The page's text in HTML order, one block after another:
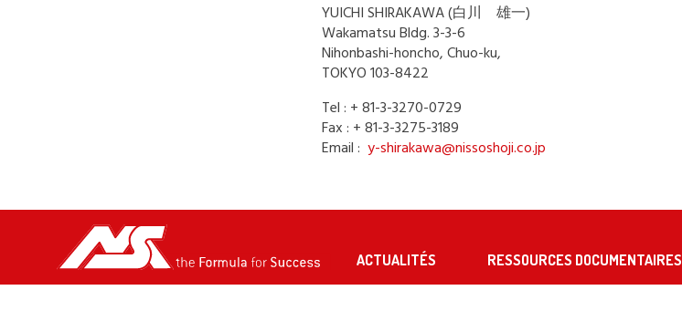
YUICHI SHIRAKAWA (白川 雄一)
Wakamatsu Bldg. 3-3-6
Nihonbashi-honcho, Chuo-ku,
TOKYO 103-8422
Tel : + 81-3-3270-0729
Fax : + 81-3-3275-3189
Email: y-shirakawa@nissoshoji.co.jp
ACTUALITÉS RESSOURCES DOCUMENTAIRES